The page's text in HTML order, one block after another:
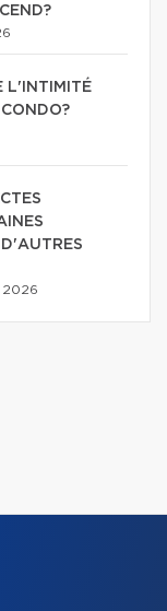
L'INTIMITÉ
2026